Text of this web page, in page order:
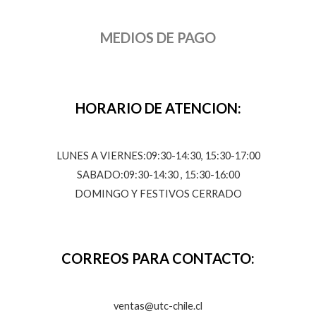
MEDIOS DE PAGO
HORARIO DE ATENCION:
LUNES A VIERNES:09:30-14:30, 15:30-17:00
SABADO:09:30-14:30 , 15:30-16:00
DOMINGO Y FESTIVOS CERRADO
CORREOS PARA CONTACTO:
ventas@utc-chile.cl